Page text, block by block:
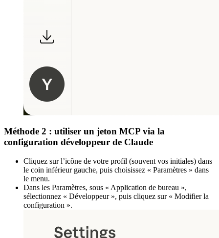
Méthode 2 : utiliser un jeton MCP via la
configuration développeur de Claude
Cliquez sur l’icône de votre profil (souvent vos initiales) dans
le coin inférieur gauche, puis choisissez « Paramètres » dans
le menu.
Dans les Paramètres, sous « Application de bureau »,
sélectionnez « Développeur », puis cliquez sur « Modifier la
configuration ».